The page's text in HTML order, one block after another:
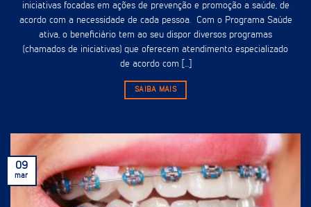
iniciativas focadas em ações de prevenção e promoção a saúde, de
acordo com a necessidade de cada pessoa. Com o Programa Saúde
ativa, o beneficiário tem ao seu dispor diversos programas
(chamados de iniciativas) que oferecem atendimento especializado
de acordo com [...]
SAIBA MAIS
09
mar